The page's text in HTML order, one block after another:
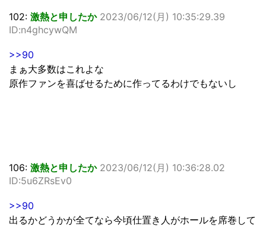
102: 激熱と申したか 2023/06/12(月) 10:35:29.39
ID:n4ghcywQM
>>90
まぁ大多数はこれよな
原作ファンを喜ばせるために作ってるわけでもないし
106: 激熱と申したか 2023/06/12(月) 10:36:28.02
ID:5u6ZRsEv0
>>90
出るかどうかが全てなら今頃仕置き人がホールを席巻して